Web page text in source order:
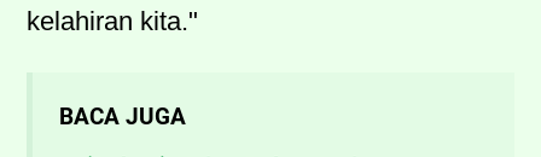
kelahiran kita."
BACA JUGA